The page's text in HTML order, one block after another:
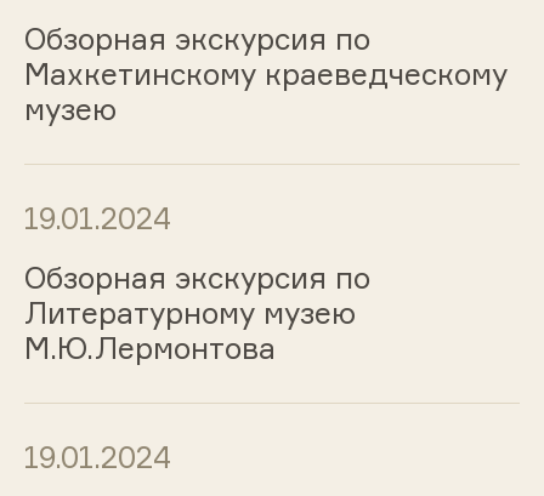
Обзорная экскурсия по
Махкетинскому краеведческому
музею
19.01.2024
Обзорная экскурсия по
Литературному музею
М.Ю.Лермонтова
19.01.2024